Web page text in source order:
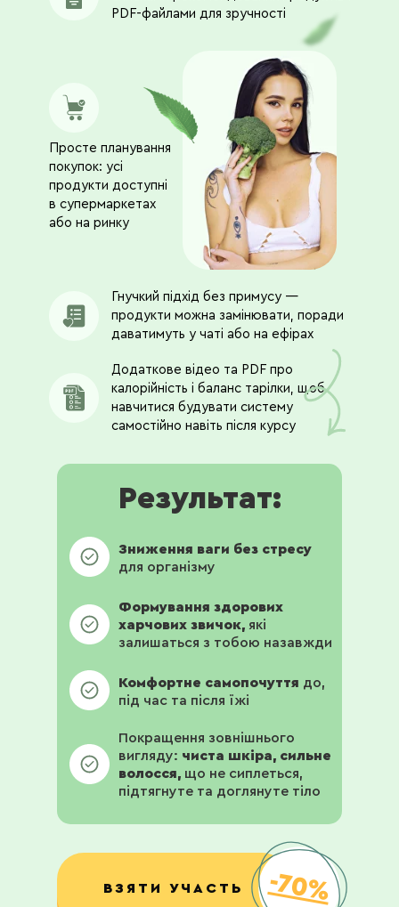
PDF-файлами для зручності
Просте планування
покупок: усі
продукти доступні
в супермаркетах
або на ринку
Додаткове відео та PDF про
калорійність і баланс тарілки, щоб
навчитися будувати систему
самостійно навіть після курсу
Гнучкий підхід без примусу —
продукти можна замінювати, поради
даватимуть у чаті або на ефірах
ВЗЯТИ УЧАСТЬ -70%
Результат:
Формування здорових
харчових звичок, які
залишаться з тобою назавжди
Покращення зовнішнього
вигляду: чиста шкіра, сильне
волосся, що не сиплеться,
підтягнуте та доглянуте тіло
Комфортне самопочуття до,
під час та після їжі
Зниження ваги без стресу
для організму